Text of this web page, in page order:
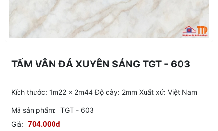
TẤM VÂN ĐÁ XUYÊN SÁNG TGT - 603
Kích thước: 1m22 x 2m44 Độ dày: 2mm Xuất xứ: Việt Nam
Mã sản phẩm: TGT - 603
Giá: 704.000đ